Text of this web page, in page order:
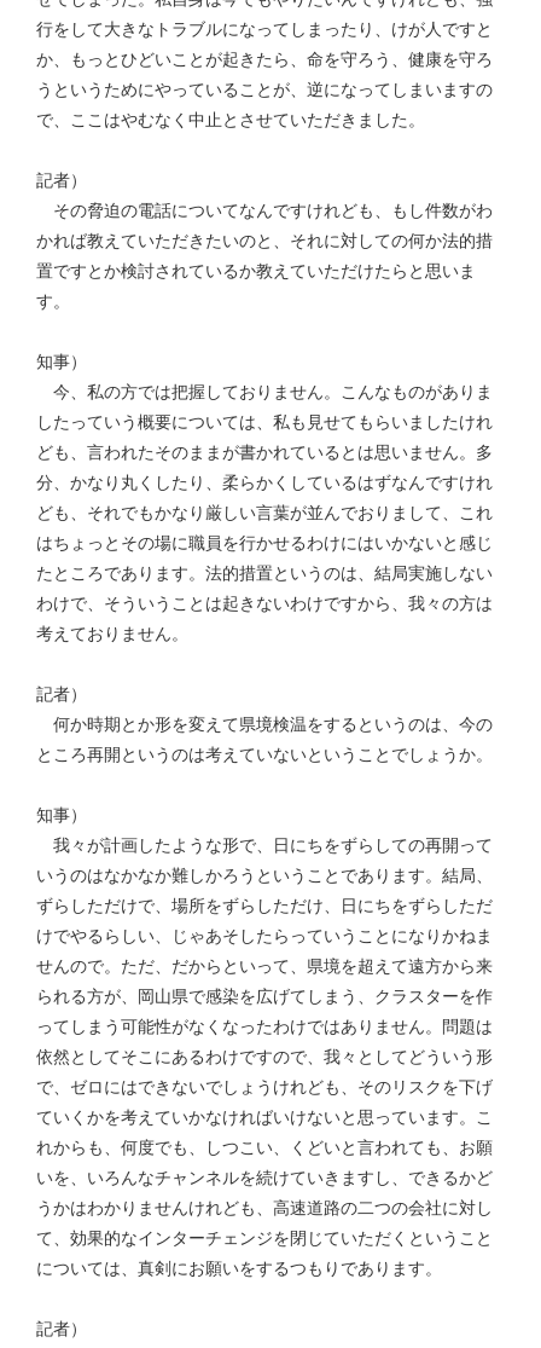
行をして大きなトラブルになってしまったり、けが人ですと
か、もっとひどいことが起きたら、命を守ろう、健康を守ろ
うというためにやっていることが、逆になってしまいますの
で、ここはやむなく中止とさせていただきました。
記者）
その脅迫の電話についてなんですけれども、もし件数がわ
かれば教えていただきたいのと、それに対しての何か法的措
置ですとか検討されているか教えていただけたらと思いま
す。
知事）
今、私の方では把握しておりません。こんなものがありま
したっていう概要については、私も見せてもらいましたけれ
ども、言われたそのままが書かれているとは思いません。多
分、かなり丸くしたり、柔らかくしているはずなんですけれ
ども、それでもかなり厳しい言葉が並んでおりまして、これ
はちょっとその場に職員を行かせるわけにはいかないと感じ
たところであります。法的措置というのは、結局実施しない
わけで、そういうことは起きないわけですから、我々の方は
考えておりません。
記者）
何か時期とか形を変えて県境検温をするというのは、今の
ところ再開というのは考えていないということでしょうか。
知事）
我々が計画したような形で、日にちをずらしての再開って
いうのはなかなか難しかろうということであります。結局、
ずらしただけで、場所をずらしただけ、日にちをずらしただ
けでやるらしい、じゃあそしたらっていうことになりかねま
せんので。ただ、だからといって、県境を超えて遠方から来
られる方が、岡山県で感染を広げてしまう、クラスターを作
ってしまう可能性がなくなったわけではありません。問題は
依然としてそこにあるわけですので、我々としてどういう形
で、ゼロにはできないでしょうけれども、そのリスクを下げ
ていくかを考えていかなければいけないと思っています。こ
れからも、何度でも、しつこい、くどいと言われても、お願
いを、いろんなチャンネルを続けていきますし、できるかど
うかはわかりませんけれども、高速道路の二つの会社に対し
て、効果的なインターチェンジを閉じていただくということ
については、真剣にお願いをするつもりであります。
記者）